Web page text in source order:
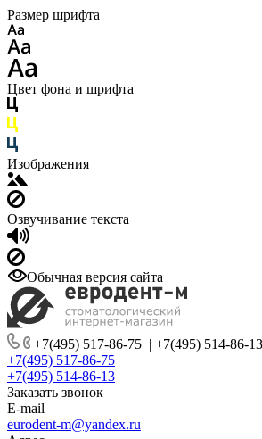
Размер шрифта
Цвет фона и шрифта
Изображения
Озвучивание текста
Обычная версия сайта
+7(495) 517-86-75 | +7(495) 514-86-13
+7(495) 517-86-75
+7(495) 514-86-13
Заказать звонок
E-mail
eurodent-m@yandex.ru